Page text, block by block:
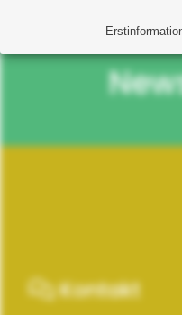
Kontakt